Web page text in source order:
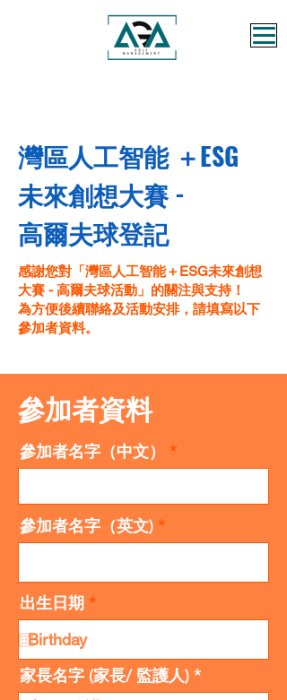
灣區人工智能 ＋ESG
未來創想大賽 -
高爾夫球登記
感謝您對「灣區人工智能＋ESG未來創想
大賽 - 高爾夫球活動」的關注與支持！
為方便後續聯絡及活動安排，請填寫以下
參加者資料。
參加者資料
參加者名字（中文）
參加者名字（英文)
出生日期 *r
e
i
r
家長名字 (家長/ 監護人)